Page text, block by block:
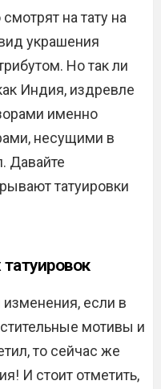
на тату на
украшения
Но так ли
Индия, издревле
именно
несущими в
Давайте
татуировки
если в
мотивы и
то сейчас же
И стоит отметить,